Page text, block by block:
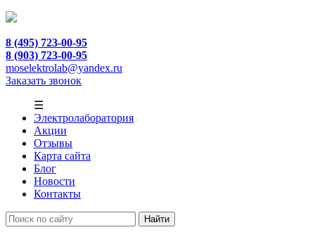
8 (495) 723-00-95
8 (903) 723-00-95
moselektrolab@yandex.ru
Заказать звонок
☰
Электролаборатория
Акции
Отзывы
Карта сайта
Блог
Новости
Контакты